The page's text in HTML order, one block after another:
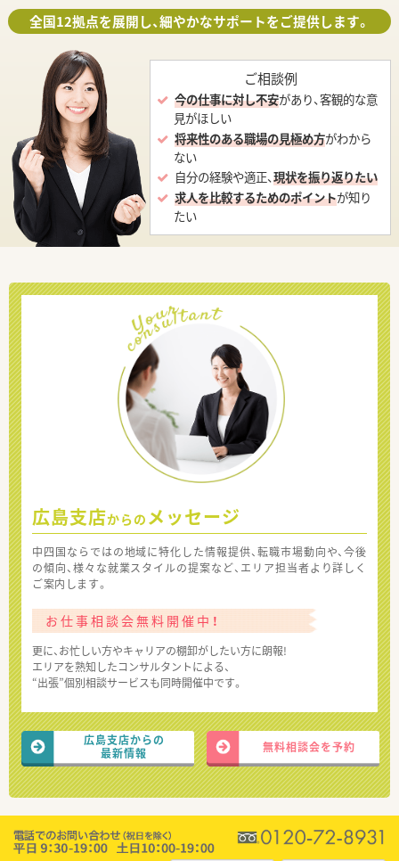
全国12拠点を展開し、細やかなサポートをご提供します。
ご相談例
今の仕事に対し不安があり、客観的な意
見がほしい
将来性のある職場の見極め方がわから
ない
自分の経験や適正、現状を振り返りたい
求人を比較するためのポイントが知り
たい
広島支店からの メッセージ
中四国ならではの地域に特化した情報提供、転職市場動向や、今後
の傾向、様々な就業スタイルの提案など、エリア担当者より詳しく
ご案内します。
お仕事相談会無料開催中！
更に、お忙しい方やキャリアの棚卸がしたい方に朗報!
エリアを熟知したコンサルタントによる、
“出張”個別相談サービスも同時開催中です。
広島支店からの
最新情報
無料相談会を予約